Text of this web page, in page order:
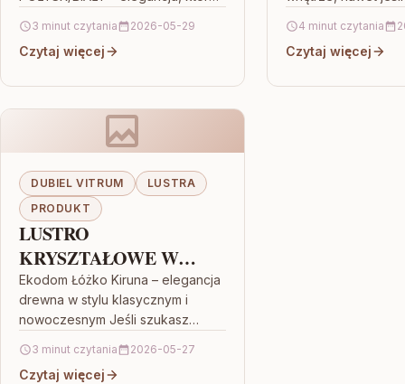
Jeśli szukasz dodatku, który
jednocześnie wygląda
3 minut czytania 2026-05-29
Czytaj więcej
Łazienkowe Bez
Srebro…
4 minut czytania
Czytaj więcej
DUBIEL VITRUM
LUSTRA
PRODUKT
LUSTRO
KRYSZTAŁOWE W
BIAŁEJ RAMIE
60X130CM NOWOŚĆ
Ekodom Łóżko Kiruna – elegancja
drewna w stylu klasycznym i
nowoczesnym Jeśli szukasz
wnętrza, a jednocześnie dodaje
mu charakteru, Ekodom…
3 minut czytania 2026-05-27
Czytaj więcej